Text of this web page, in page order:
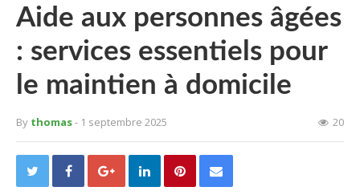
Aide aux personnes âgées
: services essentiels pour
le maintien à domicile
By thomas- 1 septembre 2025 20